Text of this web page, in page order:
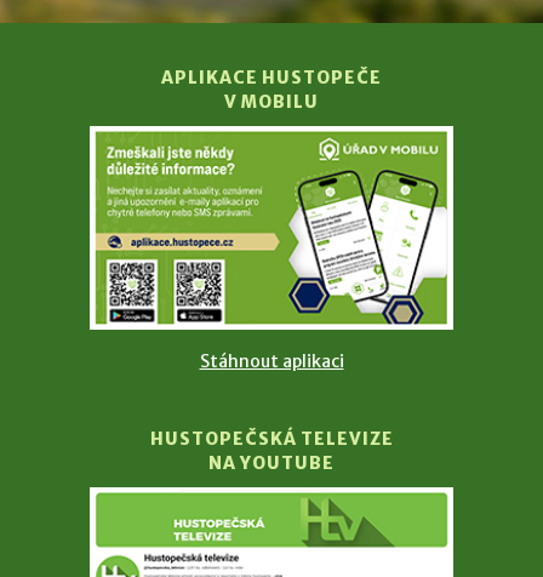
APLIKACE HUSTOPEČE
V MOBILU
Stáhnout aplikaci
HUSTOPEČSKÁ TELEVIZE
NA YOUTUBE